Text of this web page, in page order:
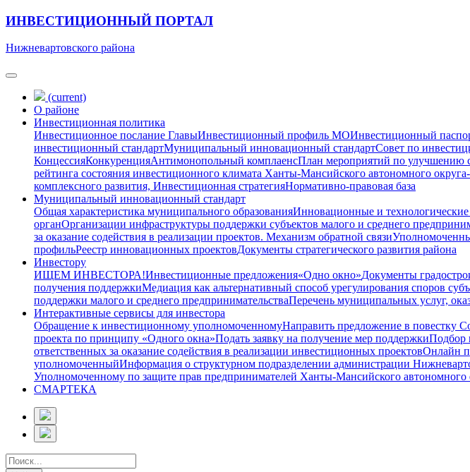
ИНВЕСТИЦИОННЫЙ ПОРТАЛ
Нижневартовского района
(current)
О районе
Инвестиционная политика
Инвестиционное послание ГлавыИнвестиционный профиль МОИнвестиционный
инвестиционный стандартМуниципальный инновационный стандартСовет по
КонцессияКонкуренцияАнтимонопольный комплаенсПлан мероприятий по улучшению
рейтинга состояния инвестиционного климата Ханты-Мансийского автономного
комплексного развития, Инвестиционная стратегияНормативно-правовая база
Муниципальный инновационный стандарт
Общая характеристика муниципального образованияИнновационные и
органОрганизации инфраструктуры поддержки субъектов малого и среднего
за оказание содействия в реализации проектов. Механизм обратной связи
профильРеестр инновационных проектовДокументы стратегического развития района
Инвестору
ИЩЕМ ИНВЕСТОРА!Инвестиционные предложения«Одно окно»Документы
получения поддержкиМедиация как альтернативный способ урегулирования споров
поддержки малого и среднего предпринимательстваПеречень муниципальных услуг,
Интерактивные сервисы для инвестора
Обращение к инвестиционному уполномоченномуНаправить предложение в повестку
проекта по принципу «Одного окна»Подать заявку на получение мер поддержкиПодбор
ответственных за оказание содействия в реализации инвестиционных проектовОнлайн
уполномоченныйИнформация о структурном подразделении администрации
Уполномоченному по защите прав предпринимателей Ханты-Мансийского
СМАРТЕКА